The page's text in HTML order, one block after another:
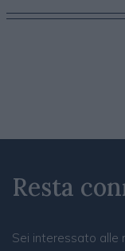
Resta
Sei interessato alle